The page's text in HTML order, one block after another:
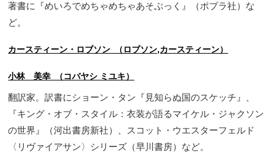
著書に『めいろでめちゃめちゃあそぶっく』（ポプラ社）な
ど。
カースティーン・ロブソン （ロブソン,カースティーン）
小林 美幸 （コバヤシ ミユキ）
翻訳家。訳書にショーン・タン『見知らぬ国のスケッチ』、
『キング・オブ・スタイル：衣装が語るマイケル・ジャクソン
の世界』（河出書房新社）、スコット・ウエスターフェルド
〈リヴァイアサン〉シリーズ（早川書房）など。